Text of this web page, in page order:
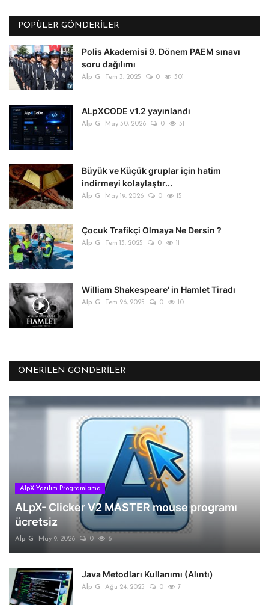
POPÜLER GÖNDERILER
Polis Akademisi 9. Dönem PAEM sınavı
soru dağılımı
Alp G Tem 3, 2025 0 301
ALpXCODE v1.2 yayınlandı
Alp G May 30, 2026 0 31
Büyük ve Küçük gruplar için hatim
indirmeyi kolaylaştır...
Alp G May 19, 2026 0 15
Çocuk Trafikçi Olmaya Ne Dersin ?
Alp G Tem 13, 2025 0 11
William Shakespeare' in Hamlet Tiradı
Alp G Tem 26, 2025 0 10
ÖNERILEN GÖNDERILER
AlpX Yazılım Programlama
ALpX- Clicker V2 MASTER mouse programı
ücretsiz
Alp G May 9, 2026 0 6
Java Metodları Kullanımı (Alıntı)
Alp G Ağu 24, 2025 0 7